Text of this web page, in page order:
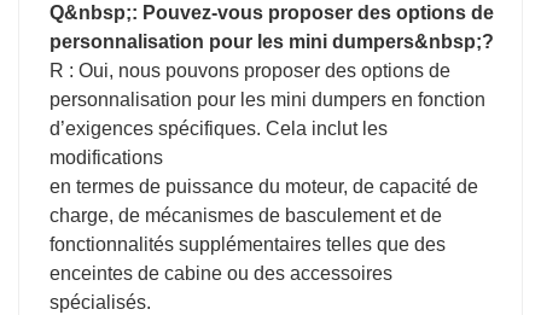
Q&nbsp;: Pouvez-vous proposer des options de
personnalisation pour les mini dumpers&nbsp;?
R : Oui, nous pouvons proposer des options de
personnalisation pour les mini dumpers en fonction
d’exigences spécifiques. Cela inclut les
modifications
en termes de puissance du moteur, de capacité de
charge, de mécanismes de basculement et de
fonctionnalités supplémentaires telles que des
enceintes de cabine ou des accessoires
spécialisés.